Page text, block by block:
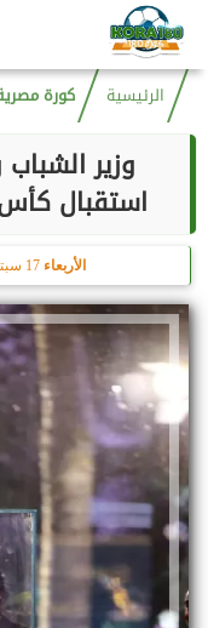
الرئيسية كورة
وزير
استقبال
الأربعاء 17 سبتمبر 2025